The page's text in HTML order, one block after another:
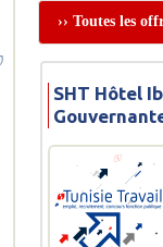
›› Toutes les
SHT Hôtel